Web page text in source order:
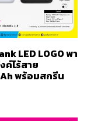
LED LOGO พา
ค์ไร้สาย
พร้อมสกรีน